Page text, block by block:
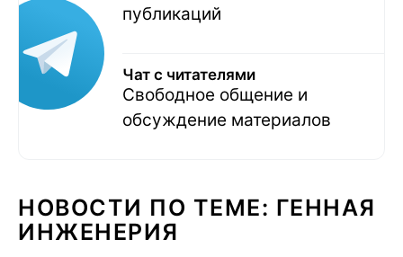
публикаций
Чат с читателями
Свободное общение и
обсуждение материалов
НОВОСТИ ПО ТЕМЕ: ГЕННАЯ
ИНЖЕНЕРИЯ